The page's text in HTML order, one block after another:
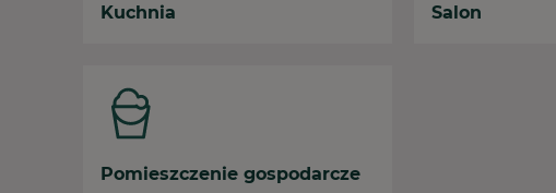
Kuchnia Salon
Pomieszczenie gospodarcze